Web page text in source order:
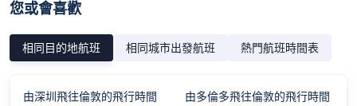
您或會喜歡
相同目的地航班 相同城市出發航班 熱門航班時間表
由深圳飛往倫敦的飛行時間 由多倫多飛往倫敦的飛行時間